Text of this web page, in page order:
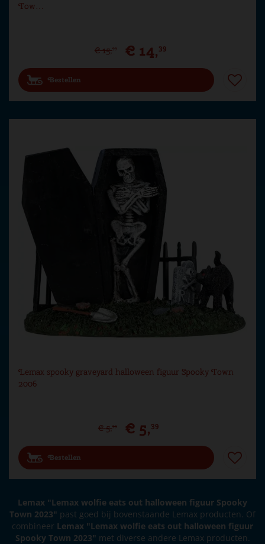
Tow…
€ 15,99 € 14,39
Bestellen
Lemax spooky graveyard halloween figuur Spooky Town
2006
€ 5,99 € 5,39
Bestellen
Lemax "Lemax wolfie eats out halloween figuur Spooky
Town 2023" past goed bij bovenstaande Lemax producten. Of
combineer Lemax "Lemax wolfie eats out halloween figuur
Spooky Town 2023" met diverse andere Lemax producten.